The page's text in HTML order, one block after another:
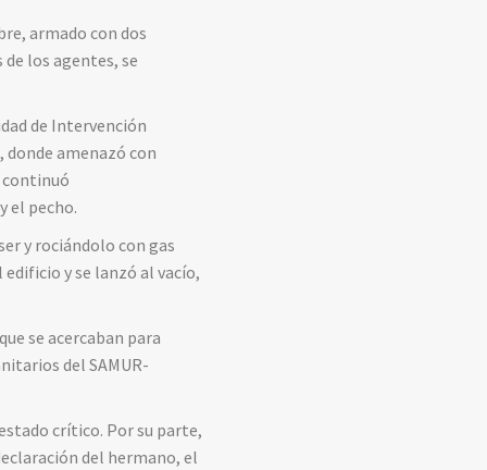
armado con dos
los agentes, se
de Intervención
amenazó con
continuó
el pecho.
y rociándolo con gas
y se lanzó al vacío,
se acercaban para
del SAMUR-
crítico. Por su parte,
del hermano, el